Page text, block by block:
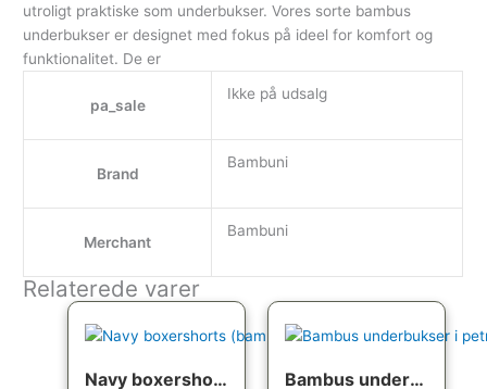
utroligt praktiske som underbukser. Vores sorte bambus
underbukser er designet med fokus på ideel for komfort og
funktionalitet. De er
pa_sale
Ikke på udsalg
Brand
Bambuni
Merchant
Bambuni
Relaterede varer
Navy boxershorts (bambus), str. medium
Bambus underbukser i petrol til mænd